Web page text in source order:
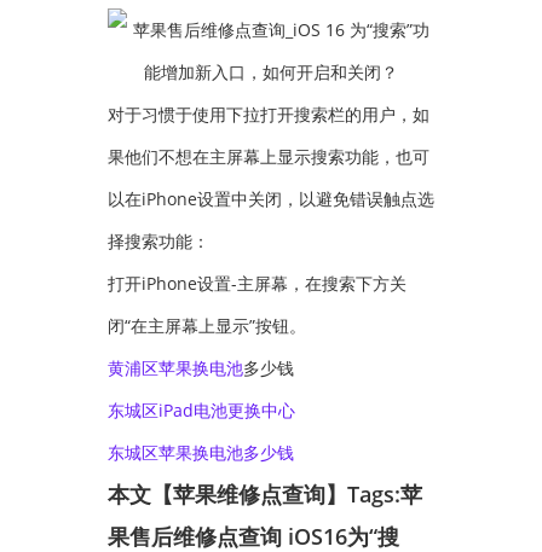
对于习惯于使用下拉打开搜索栏的用户，如
果他们不想在主屏幕上显示搜索功能，也可
以在iPhone设置中关闭，以避免错误触点选
择搜索功能：
打开iPhone设置-主屏幕，在搜索下方关
闭“在主屏幕上显示”按钮。
黄浦区苹果换电池多少钱
东城区iPad电池更换中心
东城区苹果换电池多少钱
本文【苹果维修点查询】Tags:苹
果售后维修点查询 iOS16为“搜